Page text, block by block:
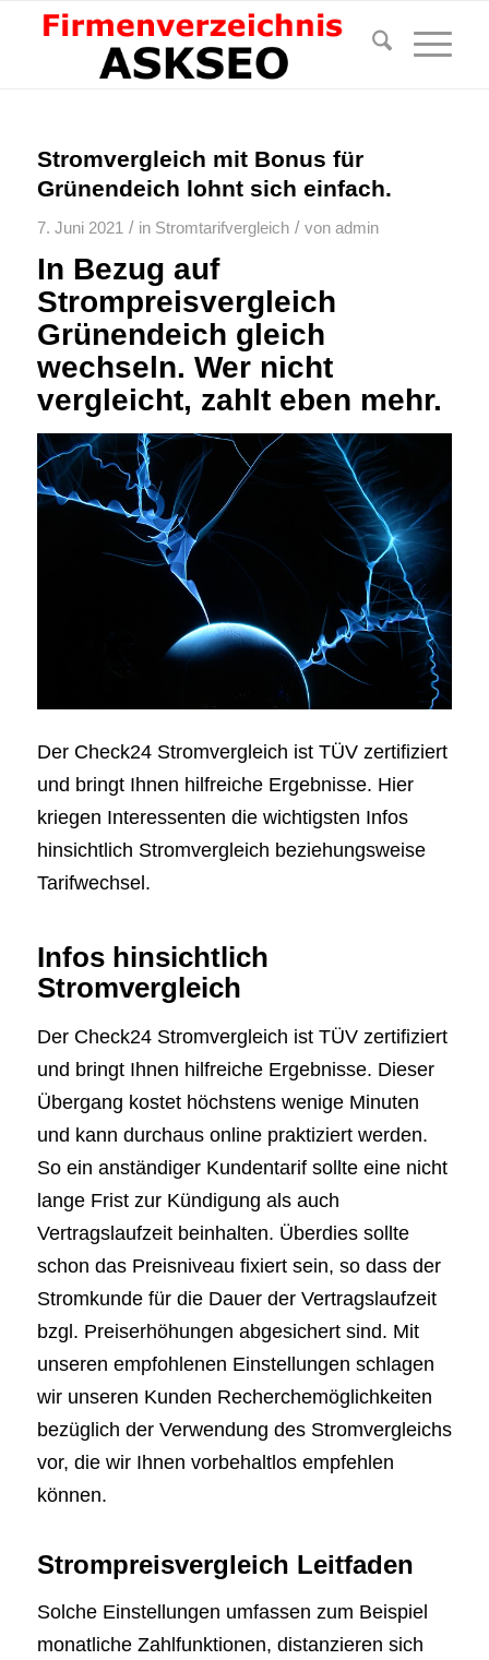
Stromvergleich mit Bonus für
Grünendeich lohnt sich einfach.
7. Juni 2021 / in Stromtarifvergleich / von admin
In Bezug auf
Strompreisvergleich
Grünendeich gleich
wechseln. Wer nicht
vergleicht, zahlt eben mehr.
Der Check24 Stromvergleich ist TÜV zertifiziert
und bringt Ihnen hilfreiche Ergebnisse. Hier
kriegen Interessenten die wichtigsten Infos
hinsichtlich Stromvergleich beziehungsweise
Tarifwechsel.
Infos hinsichtlich
Stromvergleich
Der Check24 Stromvergleich ist TÜV zertifiziert
und bringt Ihnen hilfreiche Ergebnisse. Dieser
Übergang kostet höchstens wenige Minuten
und kann durchaus online praktiziert werden.
So ein anständiger Kundentarif sollte eine nicht
lange Frist zur Kündigung als auch
Vertragslaufzeit beinhalten. Überdies sollte
schon das Preisniveau fixiert sein, so dass der
Stromkunde für die Dauer der Vertragslaufzeit
bzgl. Preiserhöhungen abgesichert sind. Mit
unseren empfohlenen Einstellungen schlagen
wir unseren Kunden Recherchemöglichkeiten
bezüglich der Verwendung des Stromvergleichs
vor, die wir Ihnen vorbehaltlos empfehlen
können.
Strompreisvergleich Leitfaden
Solche Einstellungen umfassen zum Beispiel
monatliche Zahlfunktionen, distanzieren sich